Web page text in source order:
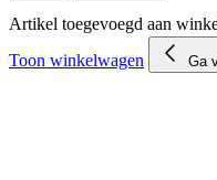
Artikel toegevoegd aan
Toon winkelwagen Ga